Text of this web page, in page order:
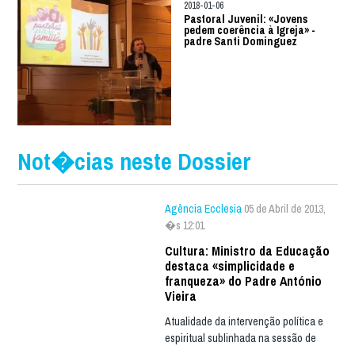
2018-01-06
Pastoral Juvenil: «Jovens
pedem coerência à Igreja» -
padre Santi Dominguez
Not�cias neste Dossier
Agência Ecclesia 05 de Abril de 2013,
�s 12:01
Cultura: Ministro da Educação
destaca «simplicidade e
franqueza» do Padre António
Vieira
Atualidade da intervenção política e
espiritual sublinhada na sessão de